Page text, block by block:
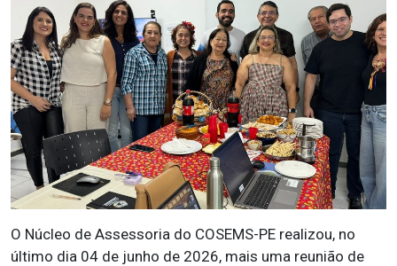
O Núcleo de Assessoria do COSEMS-PE realizou, no
último dia 04 de junho de 2026, mais uma reunião de